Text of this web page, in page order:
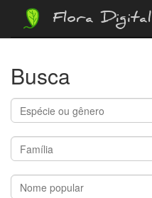
Flora Digital
Busca